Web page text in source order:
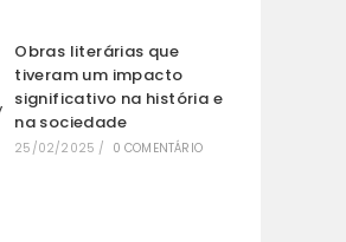
Obras literárias que
tiveram um impacto
significativo na história e
na sociedade
25/02/2025 / 0 COMENTÁRIO